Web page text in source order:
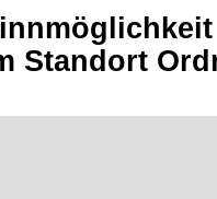
Standort